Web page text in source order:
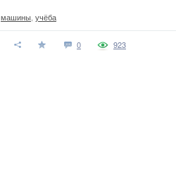
машины учёба
0 923